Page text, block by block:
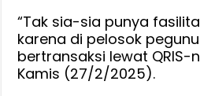
“Tak sia-sia punya
karena di pelosok
bertransaksi lewat QRIS-
Kamis (27/2/2025).